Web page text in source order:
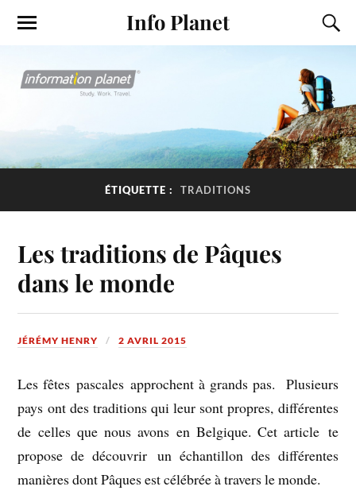
Info Planet
ÉTIQUETTE : TRADITIONS
Les traditions de Pâques
dans le monde
JÉRÉMY HENRY 2 AVRIL 2015
Les fêtes pascales approchent à grands pas. Plusieurs
pays ont des traditions qui leur sont propres, différentes
de celles que nous avons en Belgique. Cet article te
propose de découvrir un échantillon des différentes
manières dont Pâques est célébrée à travers le monde.